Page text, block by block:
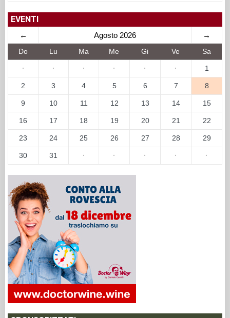
EVENTI
← Agosto 2026 →
Do Lu Ma Me Gi Ve Sa
· · · · · · 1
2 3 4 5 6 7 8
9 10 11 12 13 14 15
16 17 18 19 20 21 22
23 24 25 26 27 28 29
30 31 · · · · ·